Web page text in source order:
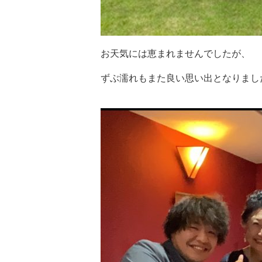
お天気には恵まれませんでしたが、
ずぶ濡れもまた良い思い出となりまし